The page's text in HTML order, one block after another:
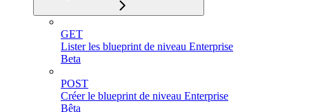
GET
Lister les blueprint de niveau Enterprise
Beta
POST
Créer le blueprint de niveau Enterprise
Bêta